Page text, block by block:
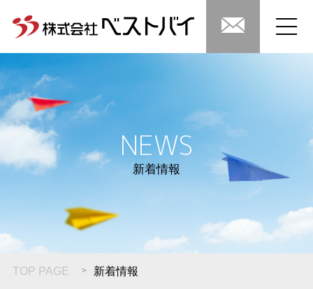
NEWS
新着情報
TOP PAGE 新着情報